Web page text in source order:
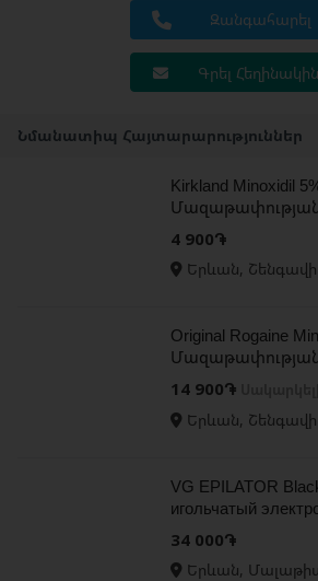
Զանգահարել
Գրել Հեղինակին
Նմանատիպ Հայտարարություններ
Kirkland Minoxidil
Մազերի աճ,
4 900֏
Երևան,
Original Rogaine
Մազաթափության
տղամարդկանց
14 900֏
Երևան,
VG EPILATOR
игольчатый
ասեղային
մազահեռացում
34 000֏
Երևան,